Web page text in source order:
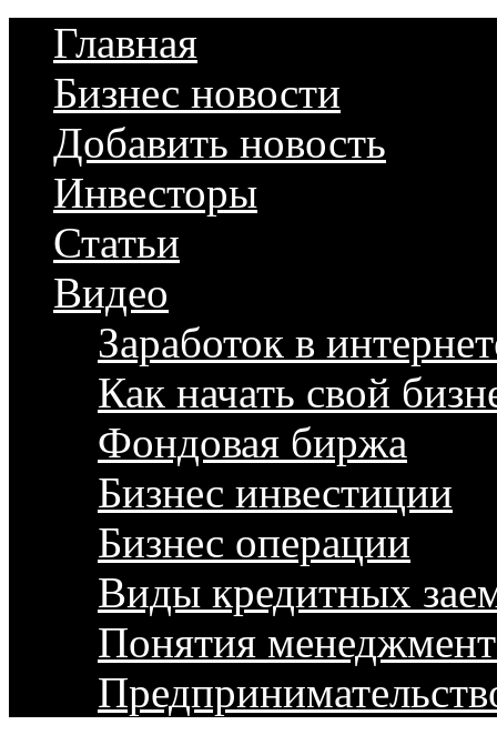
Главная
Бизнес новости
Добавить новость
Инвесторы
Статьи
Видео
Заработок в
Как начать свой
Фондовая биржа
Бизнес инвестиции
Бизнес операции
Виды кредитных
Понятия